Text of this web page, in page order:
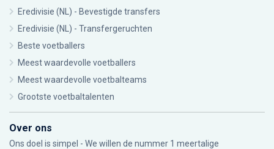
Eredivisie (NL) - Bevestigde transfers
Eredivisie (NL) - Transfergeruchten
Beste voetballers
Meest waardevolle voetballers
Meest waardevolle voetbalteams
Grootste voetbaltalenten
Over ons
Ons doel is simpel - We willen de nummer 1 meertalige